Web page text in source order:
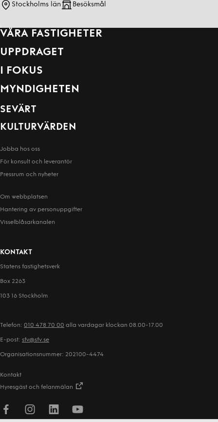
Stockholms län Besöksmål
VÅRA FASTIGHETER
UPPDRAGET
I FOKUS
MYNDIGHETEN
SEVÄRT
KULTURVÄRDEN
Jobba hos oss
För konsult och leverantör
Pressrum och nyheter
Om webbplatsen
Hantering av person­uppgifter
Visselblåsarkanalen
KONTAKT
Statens fastighetsverk
Box 2263
103 16 Stockholm
Telefon: 010 478 70 00 alla vardagar klockan 08.00-17.00
E-post: sfv@sfv.se
Organisationsnummer: 202100-4474
Kontakt
Hyresgäst och felanmälan